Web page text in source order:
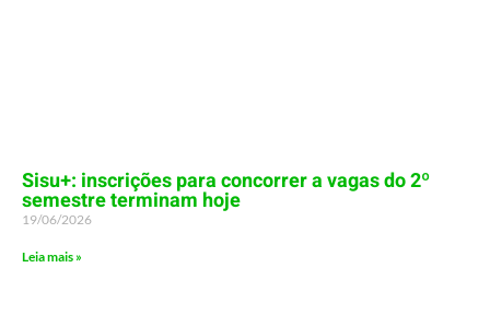
Sisu+: inscrições para concorrer a vagas do 2º
semestre terminam hoje
19/06/2026
Leia mais »